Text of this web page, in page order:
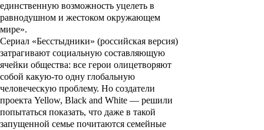
единственную возможность уцелеть в
равнодушном и жестоком окружающем
мире».
Сериал «Бесстыдники» (российская версия)
затрагивают социальную составляющую
ячейки общества: все герои олицетворяют
собой какую-то одну глобальную
человеческую проблему. Но создатели
проекта Yellow, Black and White — решили
попытаться показать, что даже в такой
запущенной семье почитаются семейные